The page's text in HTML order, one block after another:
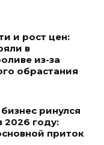
и рост цен:
в
из-за
обрастания
ринулся
2026 году:
приток